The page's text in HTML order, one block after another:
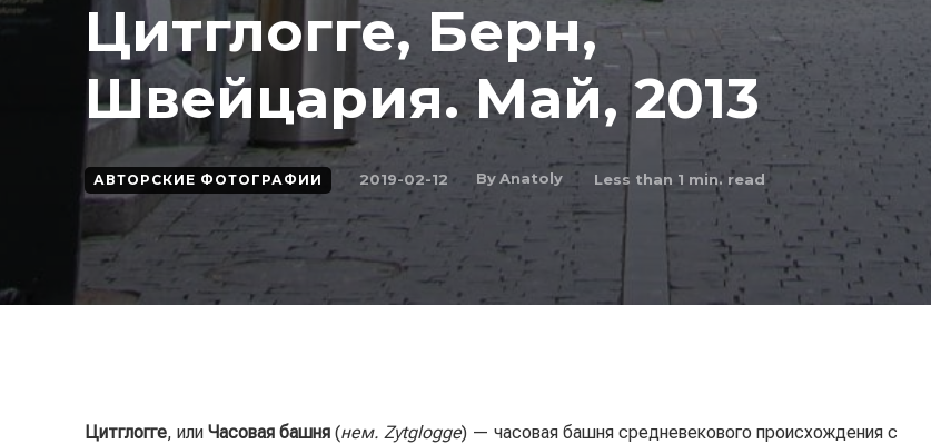
Цитглогге, Берн,
Швейцария. Май, 2013
АВТОРСКИЕ ФОТОГРАФИИ 2019-02-12 ByAnatoly Less than 1 min. read
Цитглогге, или Часовая башня (нем. Zytglogge) — часовая башня средневекового происхождения с